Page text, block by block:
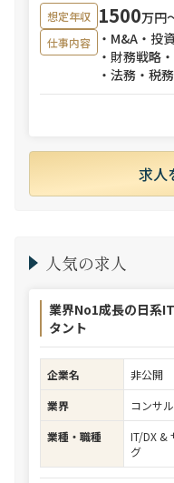
想定年収 1500万円
仕事内容
・M&A・投
・財務戦略
・法務・税
求人
人気の求人
業界No1成長の日系
タント
企業名
非公開
業界
コンサ
業種・職種
IT/DX &
グ